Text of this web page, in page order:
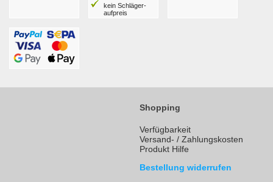
kein Schläger­
aufpreis
Shopping
Verfügbarkeit
Versand- / Zahlungskosten
Produkt Hilfe
Bestellung widerrufen